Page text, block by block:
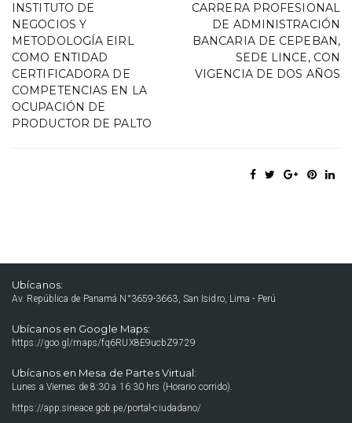
INSTITUTO DE
NEGOCIOS Y
METODOLOGÍA EIRL
COMO ENTIDAD
CERTIFICADORA DE
COMPETENCIAS EN LA
OCUPACIÓN DE
PRODUCTOR DE PALTO
CARRERA PROFESIONAL
DE ADMINISTRACIÓN
BANCARIA DE CEPEBAN,
SEDE LINCE, CON
VIGENCIA DE DOS AÑOS
Ubícanos:
Av. República de Panamá N°3659-3663, San Isidro, Lima - Perú
Ubícanos en Google Maps:
https://goo.gl/maps/fq6RUX8E9ucbZ9729
Ubícanos en Mesa de Partes Virtual:
Lunes a Viernes de 8:30 a 16:30 hrs (Horario corrido).
https://app.sineace.gob.pe/portal-ciudadano/